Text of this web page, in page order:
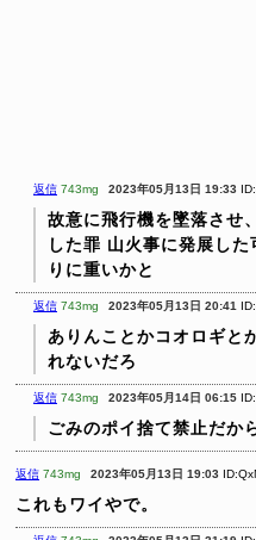
返信 743mg 2023年05月13日 19:33
故意に飛行機を墜落させ
した罪 山火事に発展し
りに重いかと
返信 743mg 2023年05月13日 20:41
ありんことかコオロギと
れないだろ
返信 743mg 2023年05月14日 06:15
ごみのポイ捨て禁止だか
返信 743mg 2023年05月13日 19:03
これもワイやで。